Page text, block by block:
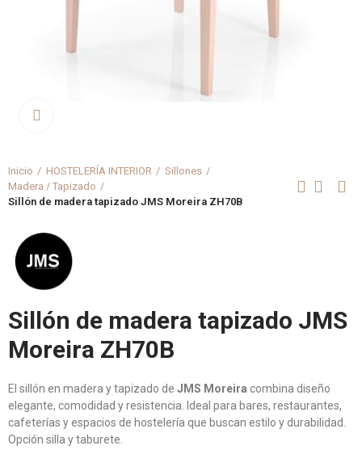
Inicio HOSTELERÍA INTERIOR
Sillones
Madera / Tapizado
Sillón de madera tapizado JMS Moreira ZH70B
Sillón de madera tapizado JMS
Moreira ZH70B
El sillón en madera y tapizado de JMS Moreira combina diseño
elegante, comodidad y resistencia. Ideal para bares, restaurantes,
cafeterías y espacios de hostelería que buscan estilo y durabilidad.
Opción silla y taburete.